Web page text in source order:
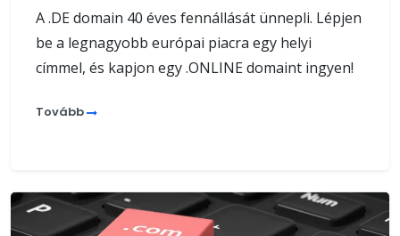
A .DE domain 40 éves fennállását ünnepli. Lépjen
be a legnagyobb európai piacra egy helyi
címmel, és kapjon egy .ONLINE domaint ingyen!
Tovább